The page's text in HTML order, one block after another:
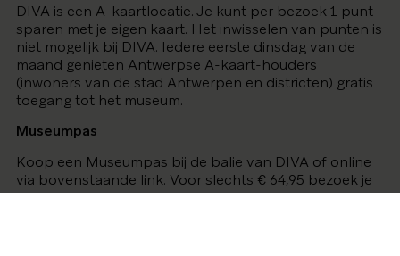
DIVA is een A-kaartlocatie. Je kunt per bezoek 1 punt
sparen met je eigen kaart. Het inwisselen van punten is
niet mogelijk bij DIVA. Iedere eerste dinsdag van de
maand genieten Antwerpse A-kaart-houders
(inwoners van de stad Antwerpen en districten) gratis
toegang tot het museum.
Museumpas
Koop een Museumpas bij de balie van DIVA of online
via bovenstaande link. Voor slechts € 64,95 bezoek je
een jaar lang alle Belgische deelnemende musea.